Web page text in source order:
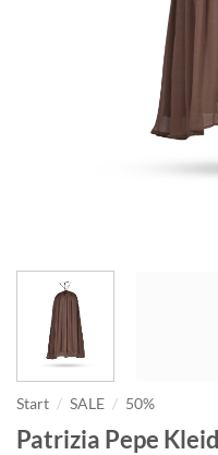
Start / SALE / 50%
Patrizia Pepe Kleid